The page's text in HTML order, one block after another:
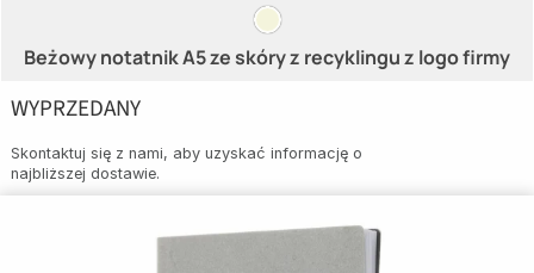
Beżowy notatnik A5 ze skóry z recyklingu z logo firmy
WYPRZEDANY
Skontaktuj się z nami, aby uzyskać informację o
najbliższej dostawie.